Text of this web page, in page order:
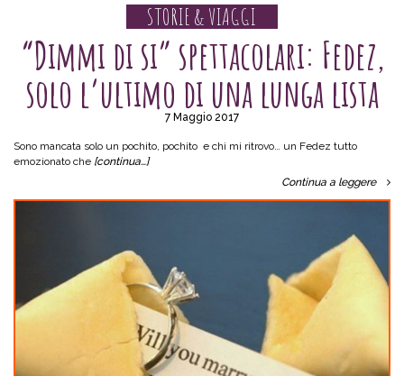
STORIE & VIAGGI
“Dimmi di si” spettacolari: Fedez,
solo l’ultimo di una lunga lista
7 Maggio 2017
Sono mancata solo un pochito, pochito e chi mi ritrovo… un Fedez tutto
emozionato che [continua…]
Continua a leggere